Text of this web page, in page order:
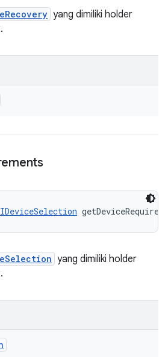
yang dimiliki holder
IDeviceSelection
yang dimiliki holder